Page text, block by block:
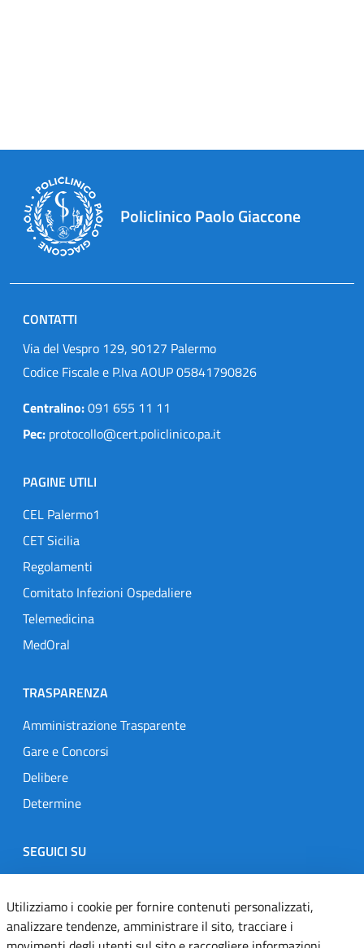
Policlinico Paolo Giaccone
CONTATTI
Via del Vespro 129, 90127 Palermo
Codice Fiscale e P.Iva AOUP 05841790826
Centralino:091 655 11 11
Pec: protocollo@cert.policlinico.pa.it
PAGINE UTILI
CEL Palermo1
CET Sicilia
Regolamenti
Comitato Infezioni Ospedaliere
Telemedicina
MedOral
TRASPARENZA
Amministrazione Trasparente
Gare e Concorsi
Delibere
Determine
SEGUICI SU
Designers Italia
TwitterInstagramYoutubeLinkedin
Utilizziamo i cookie per fornire contenuti personalizzati,
analizzare tendenze, amministrare il sito, tracciare i